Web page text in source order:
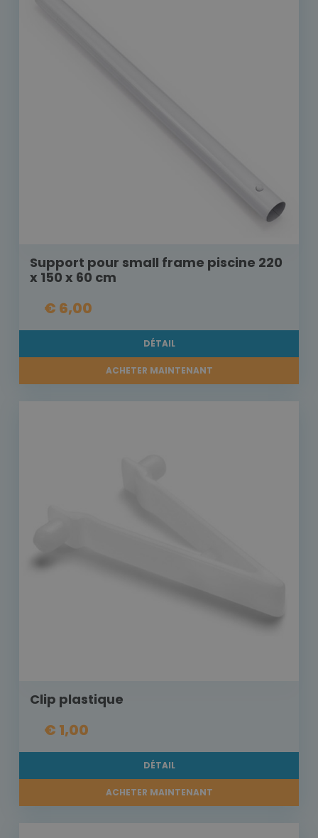
Support pour small frame piscine 220
x 150 x 60 cm
€ 6,00
DÉTAIL
ACHETER MAINTENANT
Clip plastique
€ 1,00
DÉTAIL
ACHETER MAINTENANT